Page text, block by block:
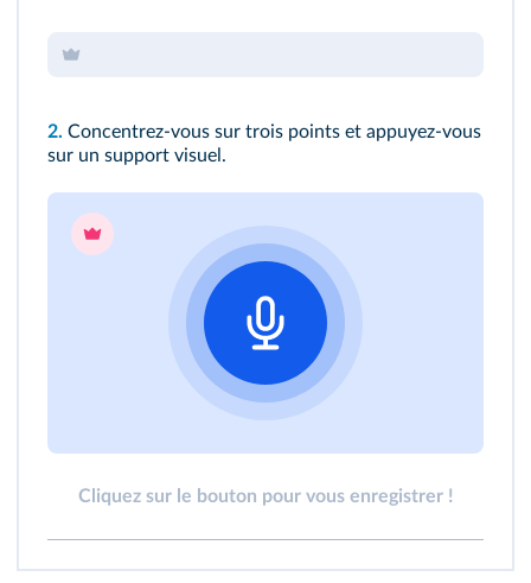
2. Concentrez-vous sur trois points et appuyez-vous
sur un support visuel.
Cliquez sur le bouton pour vous enregistrer !